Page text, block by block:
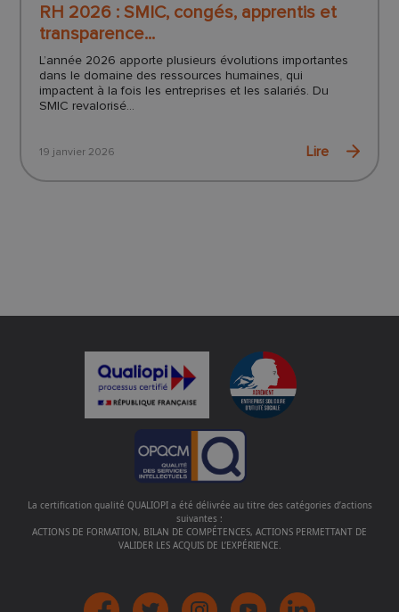
RH 2026 : SMIC, congés, apprentis et
transparence...
L’année 2026 apporte plusieurs évolutions importantes
dans le domaine des ressources humaines, qui
impactent à la fois les entreprises et les salariés. Du
SMIC revalorisé...
19 janvier 2026 Lire
La certification qualité QUALIOPI a été délivrée au titre des catégories d’actions
suivantes :
ACTIONS DE FORMATION, BILAN DE COMPÉTENCES, ACTIONS PERMETTANT DE
VALIDER LES ACQUIS DE L’EXPÉRIENCE.